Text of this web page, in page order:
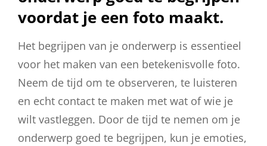
voordat je een foto maakt.
Het begrijpen van je onderwerp is essentieel
voor het maken van een betekenisvolle foto.
Neem de tijd om te observeren, te luisteren
en echt contact te maken met wat of wie je
wilt vastleggen. Door de tijd te nemen om je
onderwerp goed te begrijpen, kun je emoties,